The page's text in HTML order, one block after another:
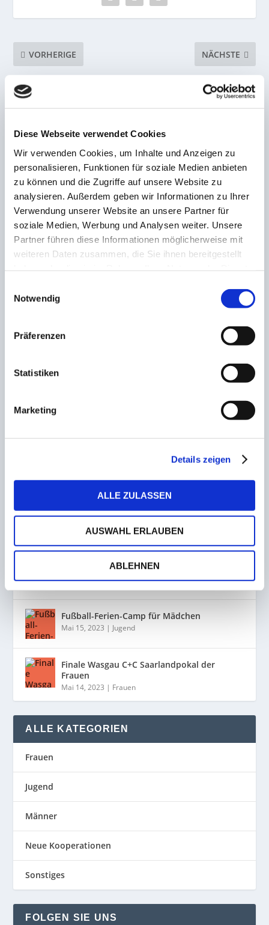
Diese Webseite verwendet Cookies
Wir verwenden Cookies, um Inhalte und Anzeigen zu
personalisieren, Funktionen für soziale Medien anbieten
zu können und die Zugriffe auf unsere Website zu
analysieren. Außerdem geben wir Informationen zu Ihrer
Verwendung unserer Website an unsere Partner für
soziale Medien, Werbung und Analysen weiter. Unsere
Partner führen diese Informationen möglicherweise mit
weiteren Daten zusammen, die Sie ihnen bereitgestellt
Notwendig
Präferenzen
Statistiken
Marketing
Details zeigen
ALLE ZULASSEN
AUSWAHL ERLAUBEN
ABLEHNEN
VORHERIGE
Sprung an die
Tabellenspitze
NÄCHSTE
Manchester! Saarländer
Trapp bleibt bei Eintracht
Frankfurt
Chancenarmes Spiel ohne Gewinner! Hitzige
Diskussionen nach Spielende
26. November 2022
Lebach-Landsweiler öffnet die Tür zur nächsten
September 2022
KÜRZLICHE POSTS
TALENTS CUP 2023
Mai 15, 2023|Jugend
Fußball-Ferien-Camp für Mädchen
Mai 15, 2023 | Jugend
Finale Wasgau C+C Saarlandpokal der
Frauen
Mai 14, 2023 | Frauen
ALLE KATEGORIEN
Frauen
Jugend
Männer
Neue Kooperationen
Sonstiges
FOLGEN SIE UNS